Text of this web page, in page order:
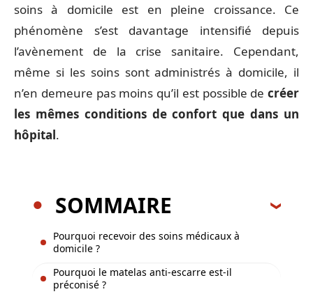
soins à domicile est en pleine croissance. Ce
phénomène s’est davantage intensifié depuis
l’avènement de la crise sanitaire. Cependant,
même si les soins sont administrés à domicile, il
n’en demeure pas moins qu’il est possible de créer
les mêmes conditions de confort que dans un
hôpital.
SOMMAIRE
Pourquoi recevoir des soins médicaux à
domicile ?
Pourquoi le matelas anti-escarre est-il
préconisé ?